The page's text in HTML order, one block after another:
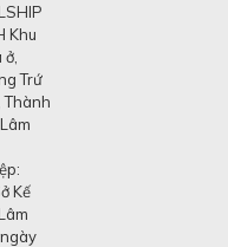
Khu
Trứ
Thành
Kế